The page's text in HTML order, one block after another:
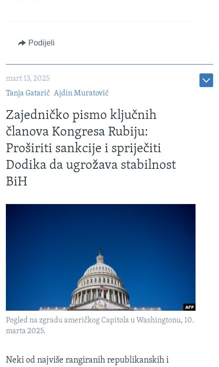
Podijeli
mart 13, 2025
Tanja Gatarić Ajdin Muratović
Zajedničko pismo ključnih
članova Kongresa Rubiju:
Proširiti sankcije i spriječiti
Dodika da ugrožava stabilnost
BiH
Pogled na zgradu američkog Capitola u Washingtonu, 10.
marta 2025.
Neki od najviše rangiranih republikanskih i